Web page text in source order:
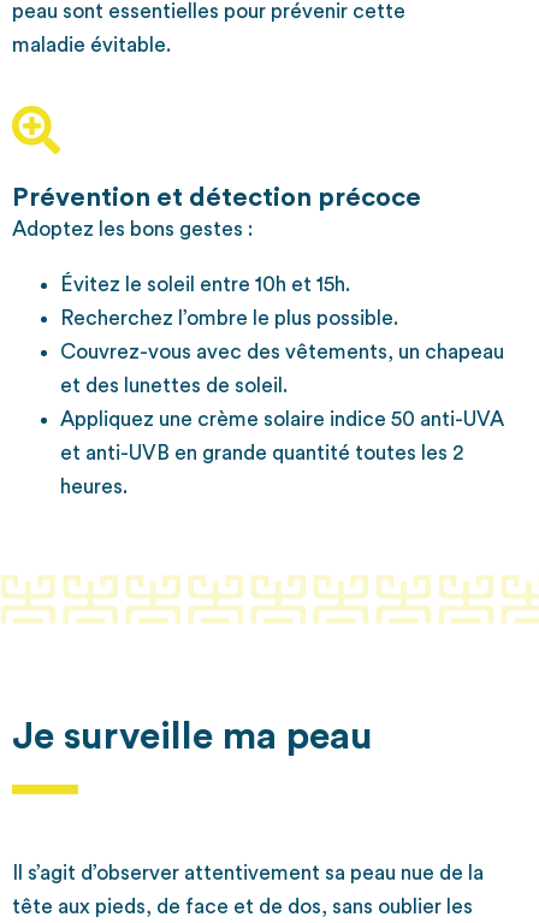
peau sont essentielles pour prévenir cette
maladie évitable.
Prévention et détection précoce
Adoptez les bons gestes :
Évitez le soleil entre 10h et 15h.
Recherchez l’ombre le plus possible.
Couvrez-vous avec des vêtements, un chapeau
et des lunettes de soleil.
Appliquez une crème solaire indice 50 anti-UVA
et anti-UVB en grande quantité toutes les 2
heures.
Je surveille ma peau
Il s’agit d’observer attentivement sa peau nue de la
tête aux pieds, de face et de dos, sans oublier les